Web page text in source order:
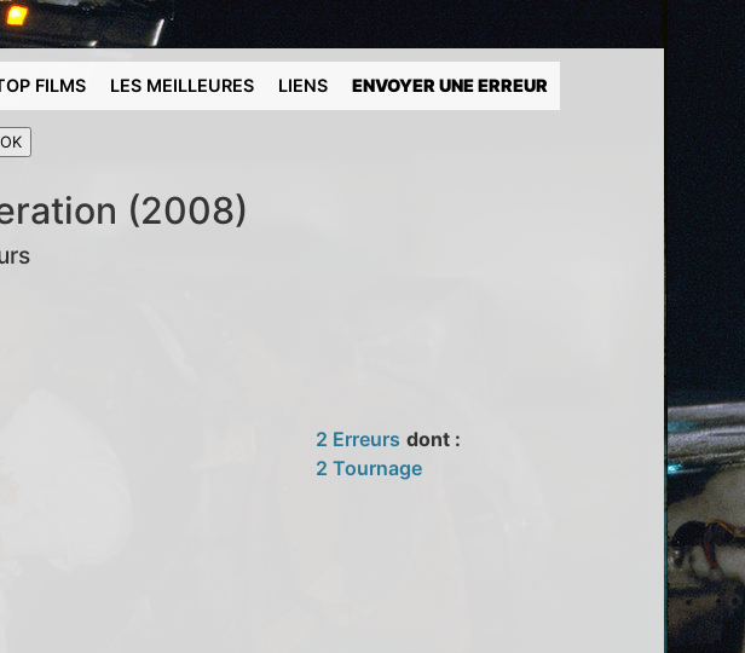
FILMS LES MEILLEURES LIENS ENVOYER UNE ERREUR
(2008)
2 Erreurs dont :
2 Tournage